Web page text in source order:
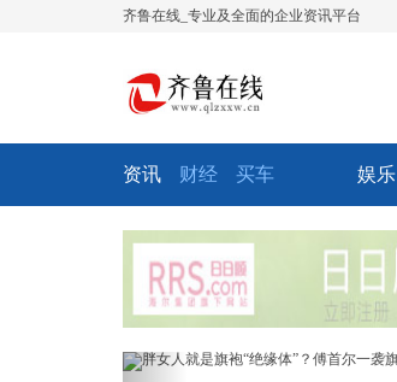
齐鲁在线_专业及全面的企业资讯平台
资讯 财经 买车 娱乐
Previous